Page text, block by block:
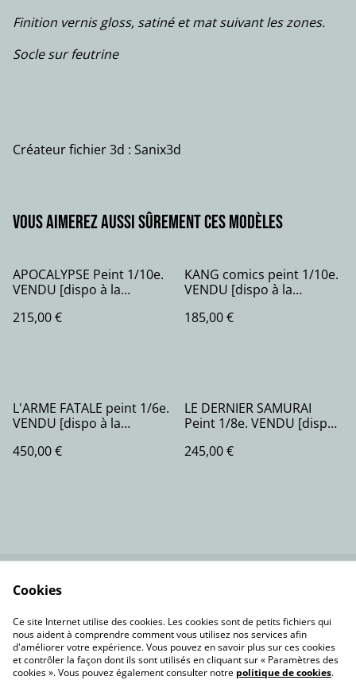
Finition vernis gloss, satiné et mat suivant les zones.
Socle sur feutrine
Créateur fichier 3d : Sanix3d
Vous aimerez aussi sûrement ces modèles
APOCALYPSE Peint 1/10e.
VENDU [dispo à la
215,00 €
KANG comics peint 1/10e.
VENDU [dispo à la
185,00 €
L'ARME FATALE peint 1/6e.
VENDU [dispo à la
450,00 €
LE DERNIER SAMURAI
Peint 1/8e. VENDU [dispo
245,00 €
Politique de
confidentialité
Politique de cookies
Cookies
Ce site Internet utilise des cookies. Les cookies sont de petits fichiers qui
nous aident à comprendre comment vous utilisez nos services afin
d'améliorer votre expérience. Vous pouvez en savoir plus sur ces cookies
et contrôler la façon dont ils sont utilisés en cliquant sur « Paramètres des
cookies ». Vous pouvez également consulter notre politique de cookies.